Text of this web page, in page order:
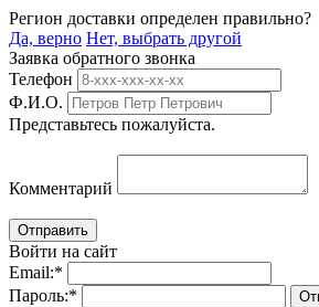
Регион доставки определен правильно?
Да, верно Нет, выбрать другой
Заявка обратного звонка
Телефон
Ф.И.О.
Представьтесь пожалуйста.
Комментарий
Войти на сайт
Email:*
Пароль:*